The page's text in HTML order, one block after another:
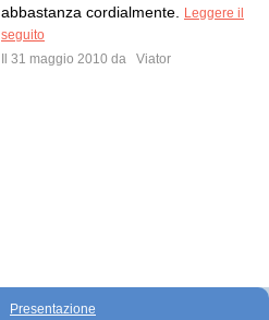
abbastanza cordialmente.
Leggere il
seguito
Il 31 maggio 2010 da
Viator
Presentazione